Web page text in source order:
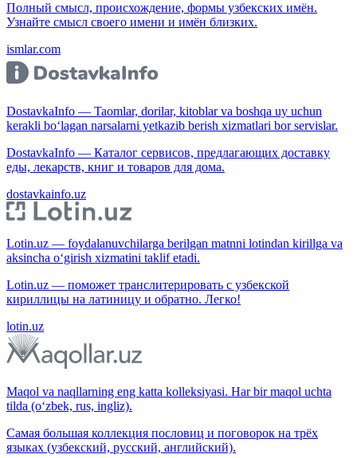
Полный смысл, происхождение, формы узбекских имён.
Узнайте смысл своего имени и имён близких.
ismlar.com
DostavkaInfo — Taomlar, dorilar, kitoblar va boshqa uy uchun
kerakli bo‘lagan narsalarni yetkazib berish xizmatlari bor servislar.
DostavkaInfo — Каталог сервисов, предлагающих доставку
еды, лекарств, книг и товаров для дома.
dostavkainfo.uz
Lotin.uz — foydalanuvchilarga berilgan matnni lotindan kirillga va
aksincha o‘girish xizmatini taklif etadi.
Lotin.uz — поможет транслитерировать с узбекской
кириллицы на латиницу и обратно. Легко!
lotin.uz
Maqol va naqllarning eng katta kolleksiyasi. Har bir maqol uchta
tilda (o‘zbek, rus, ingliz).
Самая большая коллекция пословиц и поговорок на трёх
языках (узбекский, русский, английский).